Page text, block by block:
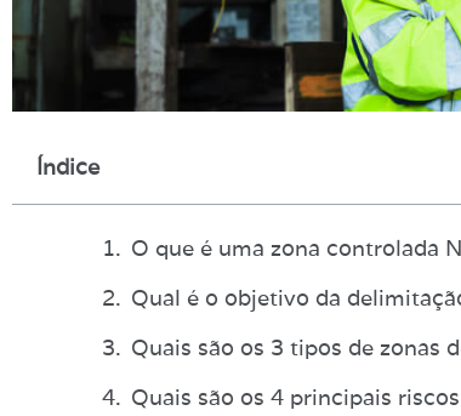
Índice
O que é uma zona controlada
Qual é o objetivo da
Quais são os 3 tipos de zonas
Quais são os 4 principais